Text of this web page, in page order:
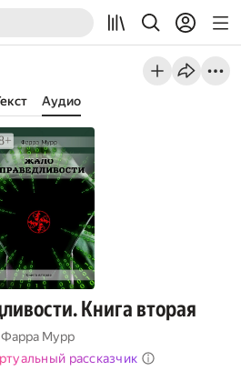
Аудио
Книга вторая
Фарра Мурр
рассказчик